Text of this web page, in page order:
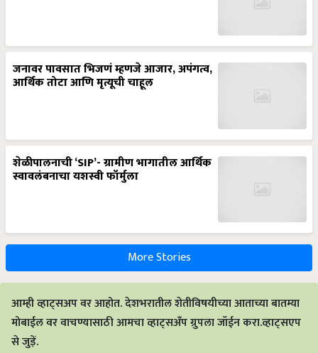
जनावर पावसात भिजणं म्हणजे आजार, अपंगत्व,
आर्थिक तोटा आणि मृत्यूची चाहूल
शेळीपालनाची ‘SIP’- ग्रामीण भागातील आर्थिक
स्वावलंबनाचा यशस्वी फॉर्मुला
More Stories
आम्ही व्हाट्सअप वर आहोत. देशभरातील शेतीविषयीच्या आताच्या बातम्या
मोबाईल वर वाचण्यासाठी आमचा व्हाट्सअँप ग्रुपला जॉईन करा.व्हाट्सएप
से जुड़ें.